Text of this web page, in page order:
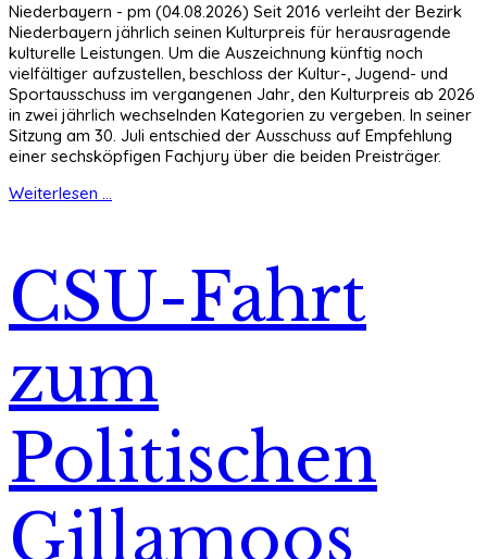
Niederbayern - pm (04.08.2026) Seit 2016 verleiht der Bezirk
Niederbayern jährlich seinen Kulturpreis für herausragende
kulturelle Leistungen. Um die Auszeichnung künftig noch
vielfältiger aufzustellen, beschloss der Kultur-, Jugend- und
Sportausschuss im vergangenen Jahr, den Kulturpreis ab 2026
in zwei jährlich wechselnden Kategorien zu vergeben. In seiner
Sitzung am 30. Juli entschied der Ausschuss auf Empfehlung
einer sechsköpfigen Fachjury über die beiden Preisträger.
Weiterlesen ...
CSU-Fahrt
zum
Politischen
Gillamoos